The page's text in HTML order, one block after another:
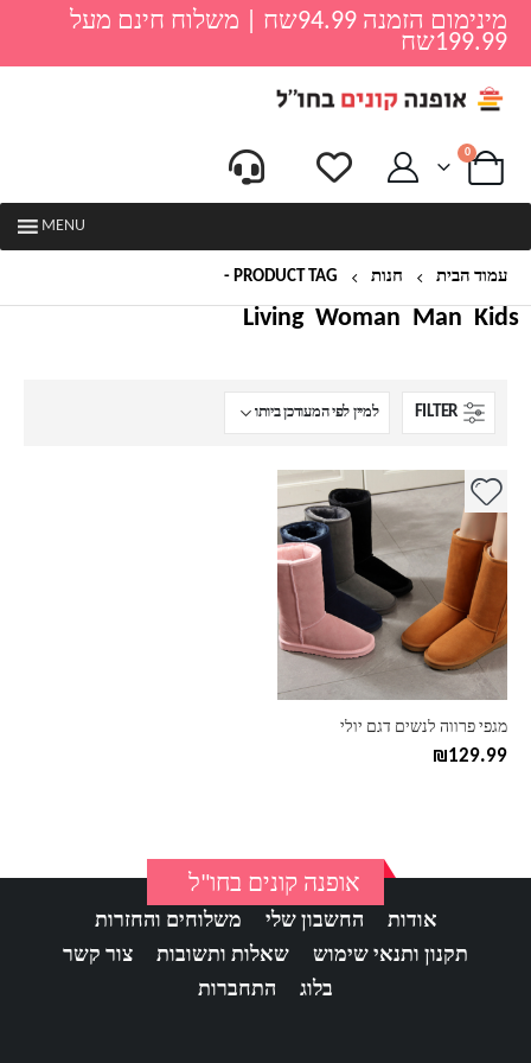
מינימום הזמנה 94.99שח | משלוח חינם מעל
199.99שח
0
MENU
עמוד הבית חנות PRODUCT TAG -
Kids
Man
Woman
Living
FILTER
מגפי פרווה לנשים דגם יולי
₪129.99
למוצר
יש
מספר
סוגים.
ניתן
לבחור
את
אופנה קונים בחו"ל
אודות החשבון שלי
משלוחים והחזרות
תקנון ותנאי שימוש
שאלות ותשובות
צור קשר
בלוג
התחברות